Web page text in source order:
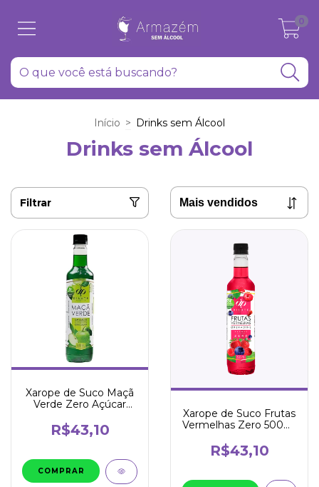
0
Início > Drinks sem Álcool
Drinks sem Álcool
Filtrar
Xarope de Suco Maçã
Verde Zero Açúcar
R$43,10
Xarope de Suco Frutas
Vermelhas Zero 500ml
R$43,10